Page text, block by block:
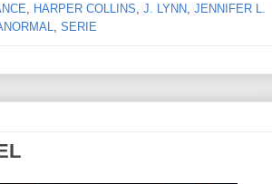
HARPER COLLINS J. LYNN JENNIFER L.
SERIE